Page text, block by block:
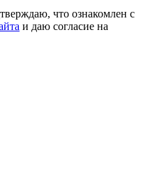
что ознакомлен с
и даю согласие на